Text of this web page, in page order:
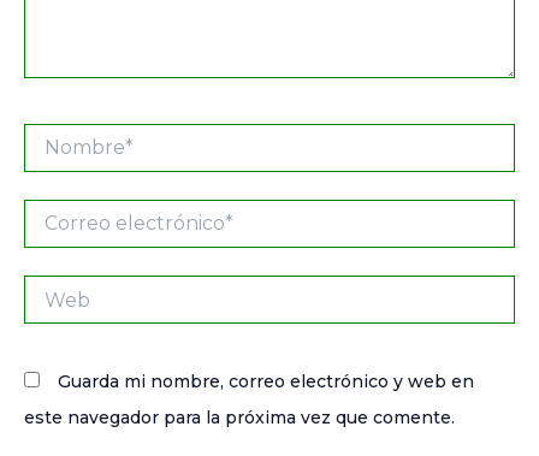
Nombre*
Correo
electrónico*
Guarda mi nombre, correo electrónico y web en
este navegador para la próxima vez que comente.